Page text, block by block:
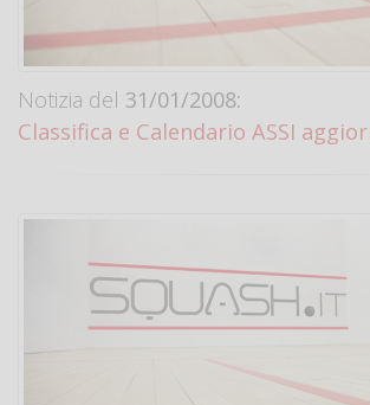
Notizia del 31/01/2008:
Classifica e Calendario ASSI